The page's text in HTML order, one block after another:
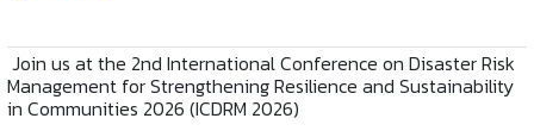
Join us at the 2nd International Conference on Disaster Risk
Management for Strengthening Resilience and Sustainability
in Communities 2026 (ICDRM 2026)